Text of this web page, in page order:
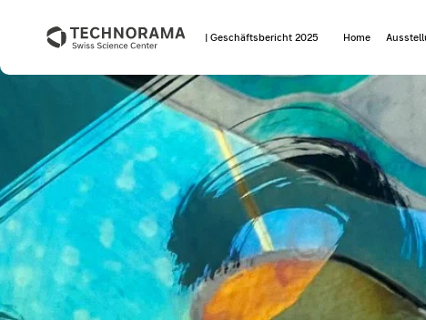
| Geschäftsbericht 2025 Home